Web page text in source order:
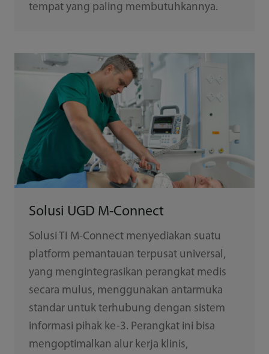
tempat yang paling membutuhkannya.
Solusi UGD M-Connect
Solusi TI M-Connect menyediakan suatu
platform pemantauan terpusat universal,
yang mengintegrasikan perangkat medis
secara mulus, menggunakan antarmuka
standar untuk terhubung dengan sistem
informasi pihak ke-3. Perangkat ini bisa
mengoptimalkan alur kerja klinis,